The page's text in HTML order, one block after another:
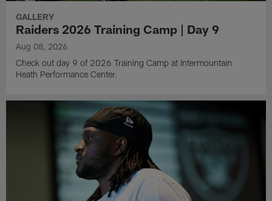
GALLERY
Raiders 2026 Training Camp | Day 9
Aug 08, 2026
Check out day 9 of 2026 Training Camp at Intermountain
Heath Performance Center.